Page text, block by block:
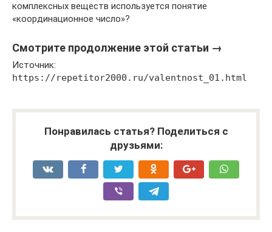
комплексных веществ используется понятие
«координационное число»?
Смотрите продолжение этой статьи →
Источник:
https://repetitor2000.ru/valentnost_01.html
Понравилась статья? Поделиться с
друзьями: